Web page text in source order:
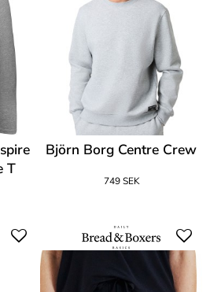
T
Björn Borg Centre Crew
749 SEK